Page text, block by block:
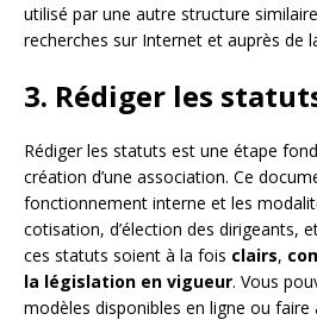
utilisé par une autre structure
recherches sur Internet et auprès de
3. Rédiger les
Rédiger les statuts est une étape
création d’une association. Ce
fonctionnement interne et les
cotisation, d’élection des dirigeants,
ces statuts soient à la fois clairs,
la législation en vigueur. Vous
modèles disponibles en ligne ou